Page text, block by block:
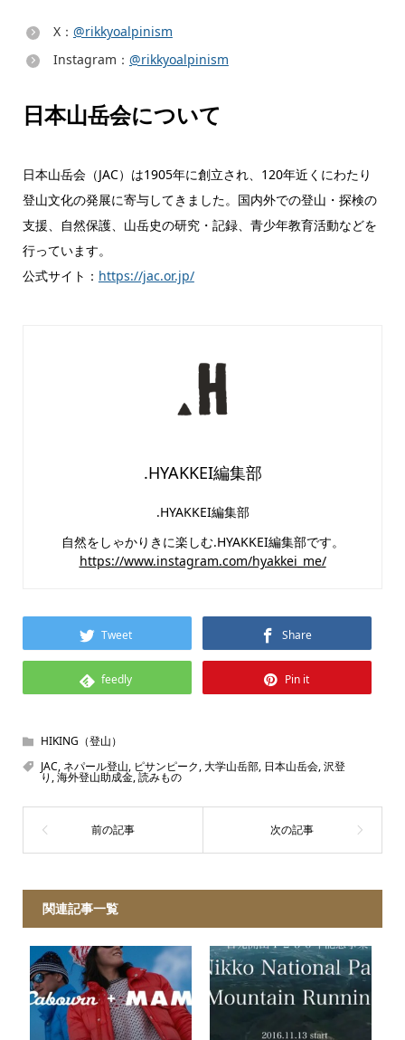
X： @rikkyoalpinism
Instagram： @rikkyoalpinism
日本山岳会について
日本山岳会（JAC）は1905年に創立され、120年近くにわたり
登山文化の発展に寄与してきました。国内外での登山・探検の
支援、自然保護、山岳史の研究・記録、青少年教育活動などを
行っています。
公式サイト： https://jac.or.jp/
.HYAKKEI編集部
.HYAKKEI編集部
自然をしゃかりきに楽しむ.HYAKKEI編集部です。
https://www.instagram.com/hyakkei_me/
Tweet Share
feedly Pin it
HIKING（登山）
JAC, ネパール登山, ピサンピーク,大学山岳部, 日本山岳会,沢登
り,海外登山助成金,読みもの
関連記事一覧